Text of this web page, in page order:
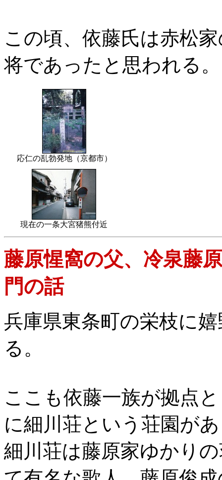
この頃、依藤氏は赤松
将であったと思われる。
応仁の乱勃発地（京都市）
現在の一条大宮猪熊付近
藤原惺窩の父、冷泉藤
門の話
兵庫県東条町の栄枝に
る。
ここも依藤一族が拠点
に細川荘という荘園が
細川荘は藤原家ゆかり